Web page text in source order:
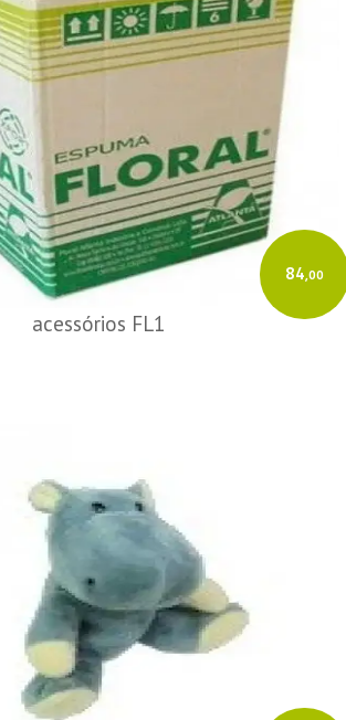
84,00
acessórios FL1